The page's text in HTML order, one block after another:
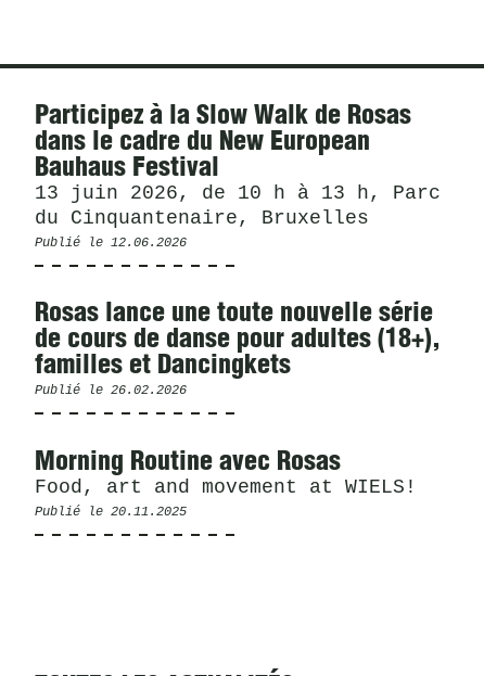
Actualités
Participez à la Slow Walk de Rosas
dans le cadre du New European
Bauhaus Festival
13 juin 2026, de 10 h à 13 h, Parc
du Cinquantenaire, Bruxelles
Publié le 12.06.2026
Rosas lance une toute nouvelle série
de cours de danse pour adultes (18+),
familles et Dancingkets
Publié le 26.02.2026
Morning Routine avec Rosas
Food, art and movement at WIELS!
Publié le 20.11.2025